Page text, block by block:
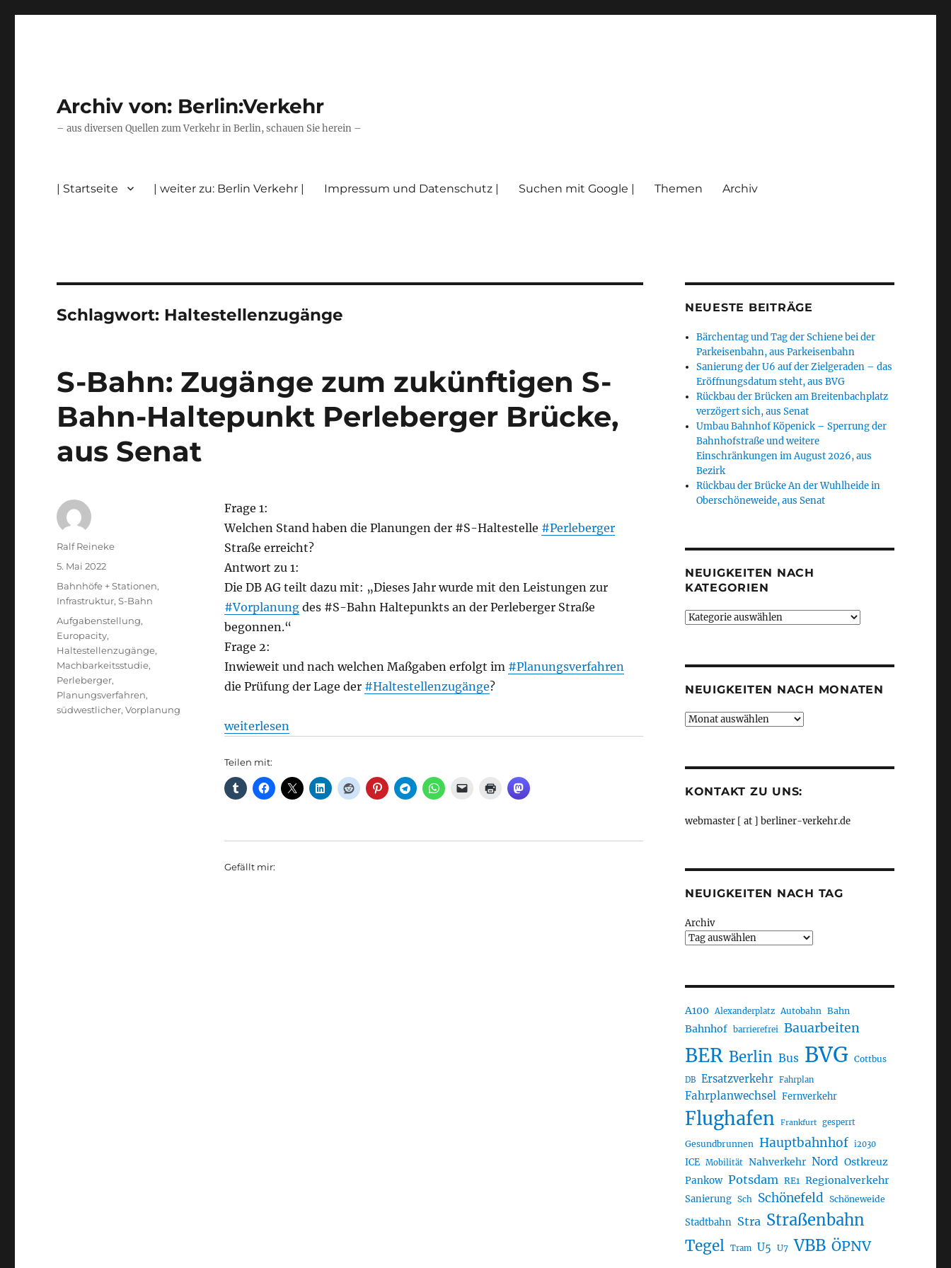
Archiv von: Berlin:Verkehr
– aus diversen Quellen zum Verkehr in Berlin, schauen Sie herein –
| Startseite | weiter zu: Berlin Verkehr | Impressum und Datenschutz | Suchen mit Google | Themen Archiv
Schlagwort: Haltestellenzugänge
S-Bahn: Zugänge zum zukünftigen S-
Bahn-Haltepunkt Perleberger Brücke,
aus Senat
Frage 1:
Welchen Stand haben die Planungen der #S-Haltestelle #Perleberger
Straße erreicht?
Antwort zu 1:
Die DB AG teilt dazu mit: „Dieses Jahr wurde mit den Leistungen zur
#Vorplanungdes #S-Bahn Haltepunkts an der Perleberger Straße
begonnen.“
Frage 2:
Inwieweit und nach welchen Maßgaben erfolgt im #Planungsverfahren
die Prüfung der Lage der #Haltestellenzugänge?
„S-Bahn: Zugänge zum zukünftigen S-Bahn-Haltepunkt Perleberger Brücke, aus Senat“
weiterlesen
Teilen mit:
Gefällt mir:
Autor
Ralf Reineke
Veröffentlicht
am
5. Mai 2022
Kategorien
Bahnhöfe + Stationen,
Infrastruktur,S-Bahn
Schlagwörter
Aufgabenstellung,
Europacity,
Haltestellenzugänge,
Machbarkeitsstudie,
Perleberger,
Planungsverfahren,
südwestlicher,Vorplanung
NEUESTE BEITRÄGE
Bärchentag und Tag der Schiene bei der
Parkeisenbahn, aus Parkeisenbahn
Sanierung der U6 auf der Zielgeraden – das
Eröffnungsdatum steht, aus BVG
Rückbau der Brücken am Breitenbachplatz
verzögert sich, aus Senat
Umbau Bahnhof Köpenick – Sperrung der
Bahnhofstraße und weitere
Einschränkungen im August 2026, aus
Bezirk
Rückbau der Brücke An der Wuhlheide in
Oberschöneweide, aus Senat
NEUIGKEITEN NACH
KATEGORIEN
Neuigkeiten
NEUIGKEITEN NACH MONATEN
Neuigkeiten
KONTAKT ZU UNS:
webmaster [ at ] berliner-verkehr.de
NEUIGKEITEN NACH TAG
Archiv
A100 Alexanderplatz Autobahn Bahn
Bahnhof barrierefrei Bauarbeiten
BER Berlin Bus BVG Cottbus
DB Ersatzverkehr Fahrplan
Fahrplanwechsel Fernverkehr
Flughafen Frankfurt gesperrt
Gesundbrunnen Hauptbahnhof i2030
ICE Mobilität Nahverkehr Nord Ostkreuz
Pankow Potsdam RE1 Regionalverkehr
Sanierung Sch Schönefeld Schöneweide
Stadtbahn Stra Straßenbahn
Tegel Tram U5 U7 VBB ÖPNV